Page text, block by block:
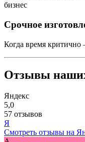
бизнес
Срочное
Когда время
Отзывы
Яндекс
5,0
57 отзывов
Я
Смотреть отзывы на